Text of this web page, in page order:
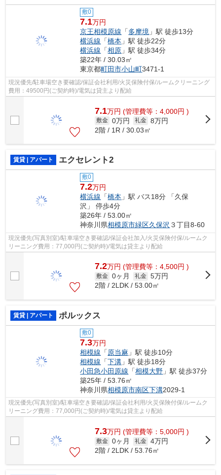
敷0
7.1万円
京王相模原線 「多摩境 」駅 徒歩13分
横浜線 「橋本 」駅 徒歩22分
横浜線 「相原 」駅 徒歩34分
築22年 / 30.03㎡
東京都町田市小山町3471-1
現況優先/駐車場空き要確認/保証会社利用/火災保険付保/ルームクリーニング
費用：49500円(ご契約時)/電気は貸主より配給
7.1万円 (管理費等：4,000円 )
敷金 0万円 礼金 8万円
2階 / 1R / 30.03㎡
賃貸 | アパート エクセレント2
敷0
7.2万円
横浜線 「橋本 」駅 バス18分 「久保
沢」 停歩4分
築26年 / 53.00㎡
神奈川県相模原市緑区久保沢 ３丁目8-60
現況優先(写真別室)/駐車場空き要確認/保証会社加入/火災保険付保/ルームク
リーニング費用：77,000円(ご契約時)/電気は貸主より配給
7.2万円 (管理費等：4,500円 )
敷金 0ヶ月 礼金 5万円
2階 / 2LDK / 53.00㎡
賃貸 | アパート ポルックス
敷0
7.3万円
相模線 「原当麻 」駅 徒歩10分
相模線 「下溝 」駅 徒歩18分
小田急小田原線 「相模大野 」駅 徒歩37分
築25年 / 53.76㎡
神奈川県相模原市南区下溝2029-1
現況優先(写真別室)/駐車場空き要確認/保証会社利用/火災保険付保/ルームク
リーニング費用：77,000円(ご契約時)/電気は貸主より配給
7.3万円 (管理費等：5,000円 )
敷金 0ヶ月 礼金 4万円
2階 / 2LDK / 53.76㎡